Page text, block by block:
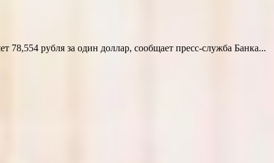
рубля за один доллар, сообщает пресс-служба Банка...